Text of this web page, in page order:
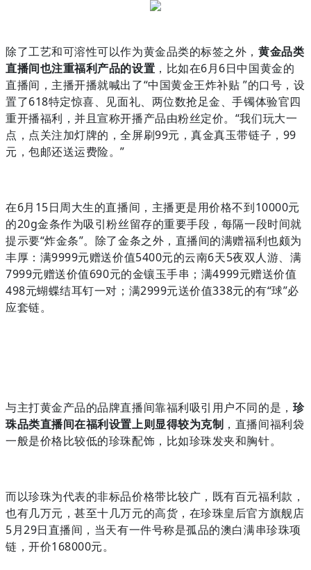
除了工艺和可溶性可以作为黄金品类的标签之外， 黄金品类
直播间也注重福利产品的设置 ，比如在6月6日中国黄金的
直播间，主播开播就喊出了“中国黄金王炸补贴 ”的口号，设
置了618特定惊喜、见面礼、两位数抢足金、手镯体验官四
重开播福利，并且宣称开播产品由粉丝定价。“我们玩大一
点，点关注加灯牌的，全屏刷99元，真金真玉带链子，99
元，包邮还送运费险。”
在6月15日周大生的直播间，主播更是用价格不到10000元
的20g金条作为吸引粉丝留存的重要手段，每隔一段时间就
提示要“炸金条”。除了金条之外，直播间的满赠福利也颇为
丰厚：满9999元赠送价值5400元的云南6天5夜双人游、满
7999元赠送价值690元的金镶玉手串；满4999元赠送价值
498元蝴蝶结耳钉一对；满2999元送价值338元的有“球”必
应套链。
与主打黄金产品的品牌直播间靠福利吸引用户不同的是， 珍
珠品类直播间在福利设置上则显得较为克制 ，直播间福利袋
一般是价格比较低的珍珠配饰，比如珍珠发夹和胸针。
而以珍珠为代表的非标品价格带比较广，既有百元福利款，
也有几万元，甚至十几万元的高货，在珍珠皇后官方旗舰店
5月29日直播间，当天有一件号称是孤品的澳白满串珍珠项
链，开价168000元。